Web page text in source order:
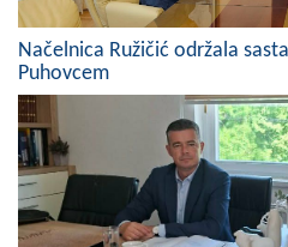
Geoistraživanja
Poljoprivreda
Turizam
Načelnica Ružičić održala
Puhovcem